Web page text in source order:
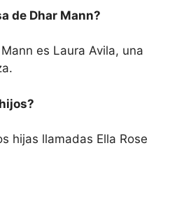
de Dhar Mann?
es Laura Avila, una
hijas llamadas Ella Rose